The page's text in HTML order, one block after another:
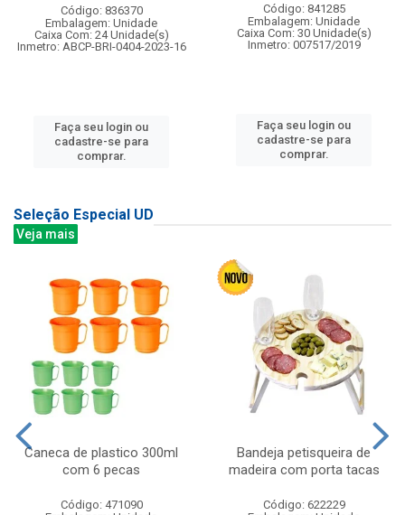
Código: 836370
Embalagem: Unidade
Caixa Com: 24 Unidade(s)
Inmetro: ABCP-BRI-0404-2023-16
Faça seu login ou
cadastre-se para
comprar.
Código: 841285
Embalagem: Unidade
Caixa Com: 30 Unidade(s)
Inmetro: 007517/2019
Faça seu login ou
cadastre-se para
comprar.
Seleção Especial UD
Veja mais
Caneca de plastico 300ml
com 6 pecas
Código: 471090
Bandeja petisqueira de
madeira com porta tacas
Código: 622229